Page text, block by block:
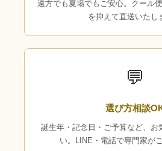
遠方でも夏場でもご安心。クール
を抑えて直送いたし
💬
選び方相談
誕生年・記念日・ご予算など、お
い。LINE・電話で専門家が